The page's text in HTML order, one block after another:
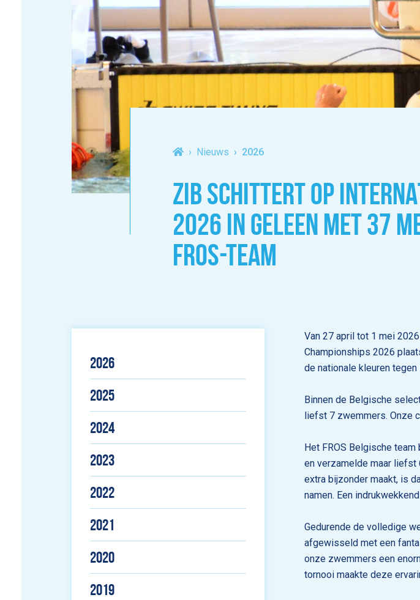
Nieuws 2026
ZIB SCHITTERT OP
2026 IN GELEEN MET 37
FROS-TEAM
2026
2025
2024
2023
2022
2021
2020
2019
Van 27 april tot 1 mei
Championships 2026
de nationale kleuren tegen
Binnen de Belgische
liefst 7 zwemmers. Onze
Het FROS Belgische
en verzamelde maar
extra bijzonder maakt, is
namen. Een
Gedurende de volledige
afgewisseld met een
onze zwemmers een
tornooi maakte deze